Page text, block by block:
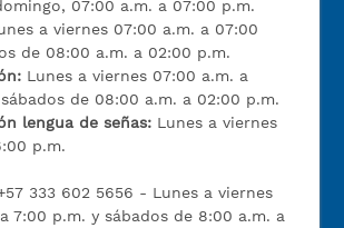
07:00 a.m. a 07:00 p.m.
a viernes 07:00 a.m. a 07:00
de 08:00 a.m. a 02:00 p.m.
Lunes a viernes 07:00 a.m. a
de 08:00 a.m. a 02:00 p.m.
lengua de señas: Lunes a viernes
p.m.
333 602 5656 - Lunes a viernes
7:00 p.m. y sábados de 8:00 a.m. a